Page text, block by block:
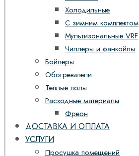
Холодильные
С зимним комплектом
Мультизональные VRF
Чиллеры и фанкойлы
Бойлеры
Обогреватели
Теплые полы
Расходные материалы
Фреон
ДОСТАВКА И ОПЛАТА
УСЛУГИ
Просушка помещений